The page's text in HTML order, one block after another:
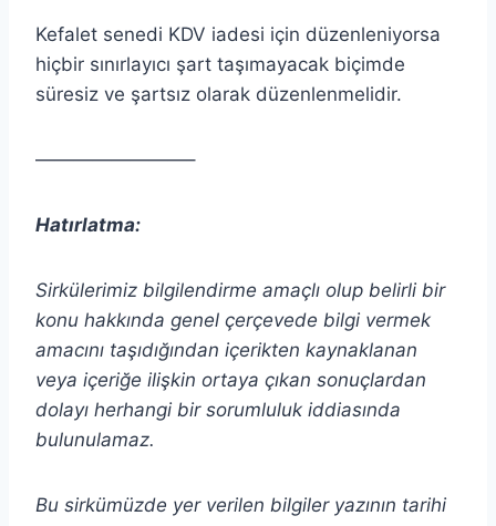
Kefalet senedi KDV iadesi için düzenleniyorsa
hiçbir sınırlayıcı şart taşımayacak biçimde
süresiz ve şartsız olarak düzenlenmelidir.
————————–
Hatırlatma:
Sirkülerimiz bilgilendirme amaçlı olup belirli bir
konu hakkında genel çerçevede bilgi vermek
amacını taşıdığından içerikten kaynaklanan
veya içeriğe ilişkin ortaya çıkan sonuçlardan
dolayı herhangi bir sorumluluk iddiasında
bulunulamaz.
Bu sirkümüzde yer verilen bilgiler yazının tarihi